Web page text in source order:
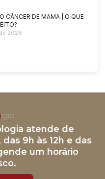
CÂNCER DE MAMA | O QUE
2026
atende de
9h às 12h e das
um horário